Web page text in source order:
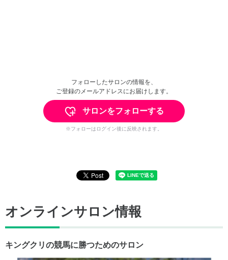
フォローしたサロンの情報を、
ご登録のメールアドレスにお届けします。
サロンをフォローする
※フォローはログイン後に反映されます。
オンラインサロン情報
キングクリの競馬に勝つためのサロン